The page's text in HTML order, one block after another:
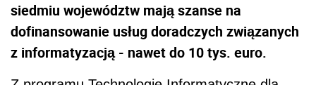
siedmiu województw mają szanse na
dofinansowanie usług doradczych związanych
z informatyzacją - nawet do 10 tys. euro.